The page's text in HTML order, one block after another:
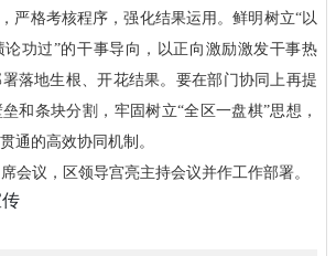
严格考核程序，强化结果运用。鲜明树立“以
功过”的干事导向，以正向激励激发干事热
落地生根、开花结果。要在部门协同上再提
和条块分割，牢固树立“全区一盘棋”思想，
通的高效协同机制。
会议，区领导宫亮主持会议并作工作部署。